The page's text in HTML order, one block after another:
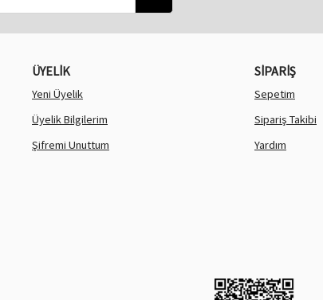
ÜYELİK
Yeni Üyelik
Üyelik Bilgilerim
Şifremi Unuttum
SİPARİŞ
Sepetim
Sipariş Takibi
Yardım